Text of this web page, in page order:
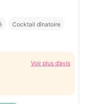
Cocktail dînatoire
Voir plus d’avis